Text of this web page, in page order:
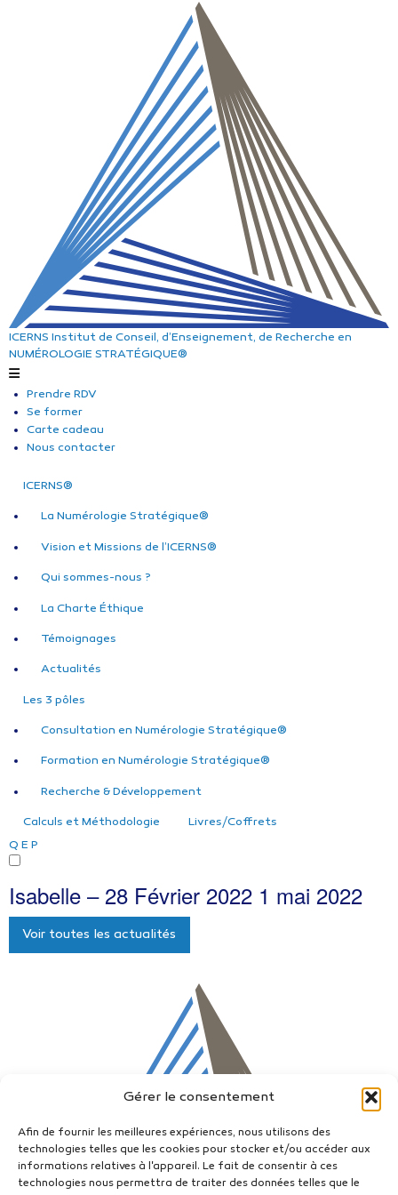
Gérer le consentement
Afin de fournir les meilleures expériences, nous utilisons des
technologies telles que les cookies pour stocker et/ou accéder aux
informations relatives à l'appareil. Le fait de consentir à ces
technologies nous permettra de traiter des données telles que le
ICERNS Institut de Conseil, d’Enseignement, de Recherche en
NUMÉROLOGIE STRATÉGIQUE®
Prendre RDV
Se former
Carte cadeau
Nous contacter
ICERNS®
La Numérologie Stratégique®
Vision et Missions de l’ICERNS®
Qui sommes-nous ?
La Charte Éthique
Témoignages
Actualités
Les 3 pôles
Consultation en Numérologie Stratégique®
Formation en Numérologie Stratégique®
Recherche & Développement
Calculs et Méthodologie
Livres/Coffrets
Q E P
Isabelle – 28 Février 2022 1 mai 2022
Voir toutes les actualités